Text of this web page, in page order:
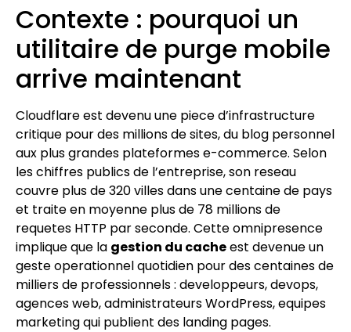
Contexte : pourquoi un
utilitaire de purge mobile
arrive maintenant
Cloudflare est devenu une piece d’infrastructure
critique pour des millions de sites, du blog personnel
aux plus grandes plateformes e-commerce. Selon
les chiffres publics de l’entreprise, son reseau
couvre plus de 320 villes dans une centaine de pays
et traite en moyenne plus de 78 millions de
requetes HTTP par seconde. Cette omnipresence
implique que la gestion du cacheest devenue un
geste operationnel quotidien pour des centaines de
milliers de professionnels : developpeurs, devops,
agences web, administrateurs WordPress, equipes
marketing qui publient des landing pages.